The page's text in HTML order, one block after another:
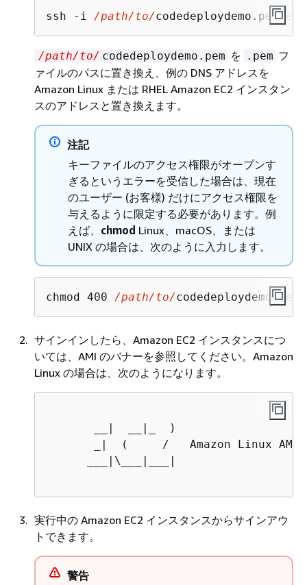
ssh -i /path/to/codedeploydemo.pem
/path/to/ codedeploydemo.pem を .pem フ
ァイルのパスに置き換え、例の DNS アドレスを
Amazon Linux または RHEL Amazon EC2 インスタン
スのアドレスと置き換えます。
注記
キーファイルのアクセス権限がオープンす
ぎるというエラーを受信した場合は、現在
のユーザー (お客様) だけにアクセス権限を
与えるように限定する必要があります。例
えば、 chmod Linux、macOS、または
UNIX の場合は、次のように入力します。
chmod 400 /path/to/codedeploydemo.pem
サインインしたら、Amazon EC2 インスタンスにつ
いては、AMI のバナーを参照してください。Amazon
Linux の場合は、次のようになります。
       __|  __|_  )
       _|  (     /   Amazon Linux AMI
      ___|\___|___|
実行中の Amazon EC2 インスタンスからサインアウ
トできます。
警告